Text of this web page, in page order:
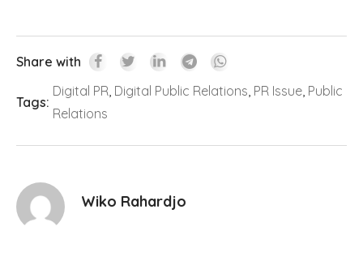
Share with
Tags:
Digital PR Digital Public Relations PR Issue Public
Relations
Wiko Rahardjo